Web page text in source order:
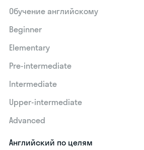
Обучение английскому
Beginner
Elementary
Pre-intermediate
Intermediate
Upper-intermediate
Advanced
Английский по целям